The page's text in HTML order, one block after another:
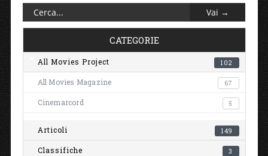
CATEGORIE
All Movies Project 102
All Movies Magazine 67
Cinemarcord 5
Articoli 149
Classifiche 3